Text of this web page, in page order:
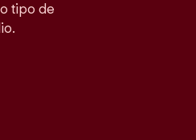
tipo de